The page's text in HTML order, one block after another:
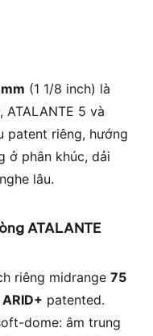
(1 1/8 inch) là
ATALANTE 5 và
patent riêng, hướng
ở phân khúc, dải
lâu.
ATALANTE
riêng midrange 75
ARID+ patented.
dome: âm trung